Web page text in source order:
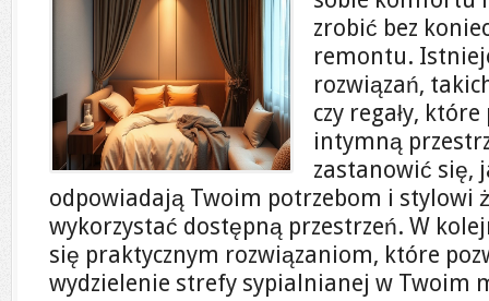
zrobić bez
remontu.
rozwiązań,
czy regały,
intymną
zastanowić się,
odpowiadają Twoim potrzebom i stylowi
wykorzystać dostępną przestrzeń. W
się praktycznym rozwiązaniom, które
wydzielenie strefy sypialnianej w Twoim